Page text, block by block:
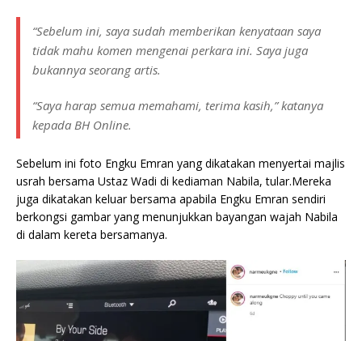
“Sebelum ini, saya sudah memberikan kenyataan saya
tidak mahu komen mengenai perkara ini. Saya juga
bukannya seorang artis.
“Saya harap semua memahami, terima kasih,” katanya
kepada BH Online.
Sebelum ini foto Engku Emran yang dikatakan menyertai majlis
usrah bersama Ustaz Wadi di kediaman Nabila, tular.Mereka
juga dikatakan keluar bersama apabila Engku Emran sendiri
berkongsi gambar yang menunjukkan bayangan wajah Nabila
di dalam kereta bersamanya.